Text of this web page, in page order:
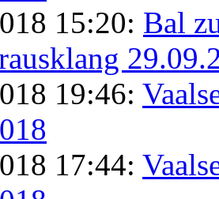
15:20: Bal
19:46:
17:44: